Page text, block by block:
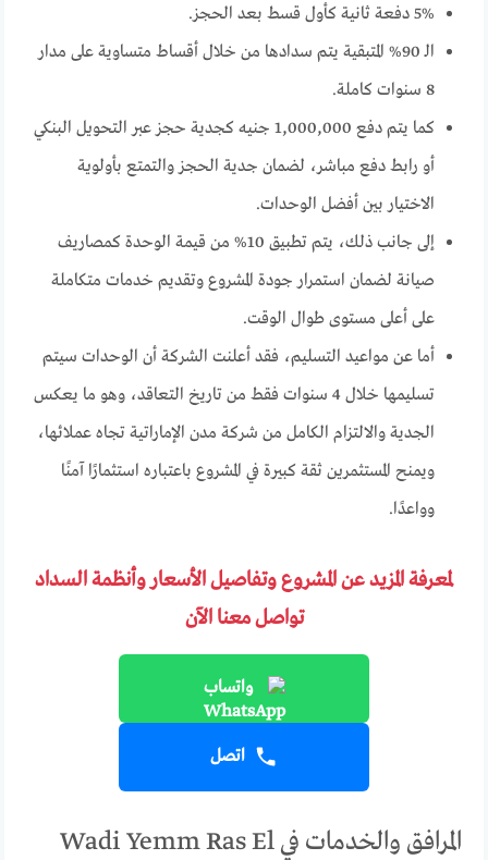
5% دفعة ثانية كأول قسط بعد الحجز.
الـ 90% المتبقية يتم سدادها من خلال أقساط متساوية على مدار
8 سنوات كاملة.
كما يتم دفع 1,000,000 جنيه كجدية حجز عبر التحويل البنكي
أو رابط دفع مباشر، لضمان جدية الحجز والتمتع بأولوية
الاختيار بين أفضل الوحدات.
إلى جانب ذلك، يتم تطبيق 10% من قيمة الوحدة كمصاريف
صيانة لضمان استمرار جودة المشروع وتقديم خدمات متكاملة
على أعلى مستوى طوال الوقت.
أما عن مواعيد التسليم، فقد أعلنت الشركة أن الوحدات سيتم
تسليمها خلال 4 سنوات فقط من تاريخ التعاقد، وهو ما يعكس
الجدية والالتزام الكامل من شركة مدن الإماراتية تجاه عملائها،
ويمنح المستثمرين ثقة كبيرة في المشروع باعتباره استثمارًا آمنًا
وواعدًا.
لمعرفة المزيد عن المشروع وتفاصيل الأسعار وأنظمة السداد
تواصل معنا الآن
واتساب
اتصل
المرافق والخدمات في Wadi Yemm Ras El